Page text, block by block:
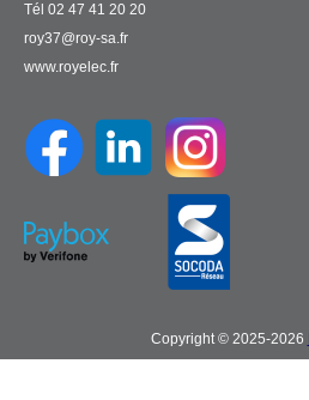
Tél 02 47 41 20 20
roy37@roy-sa.fr
www.royelec.fr
Copyright © 2025-2026